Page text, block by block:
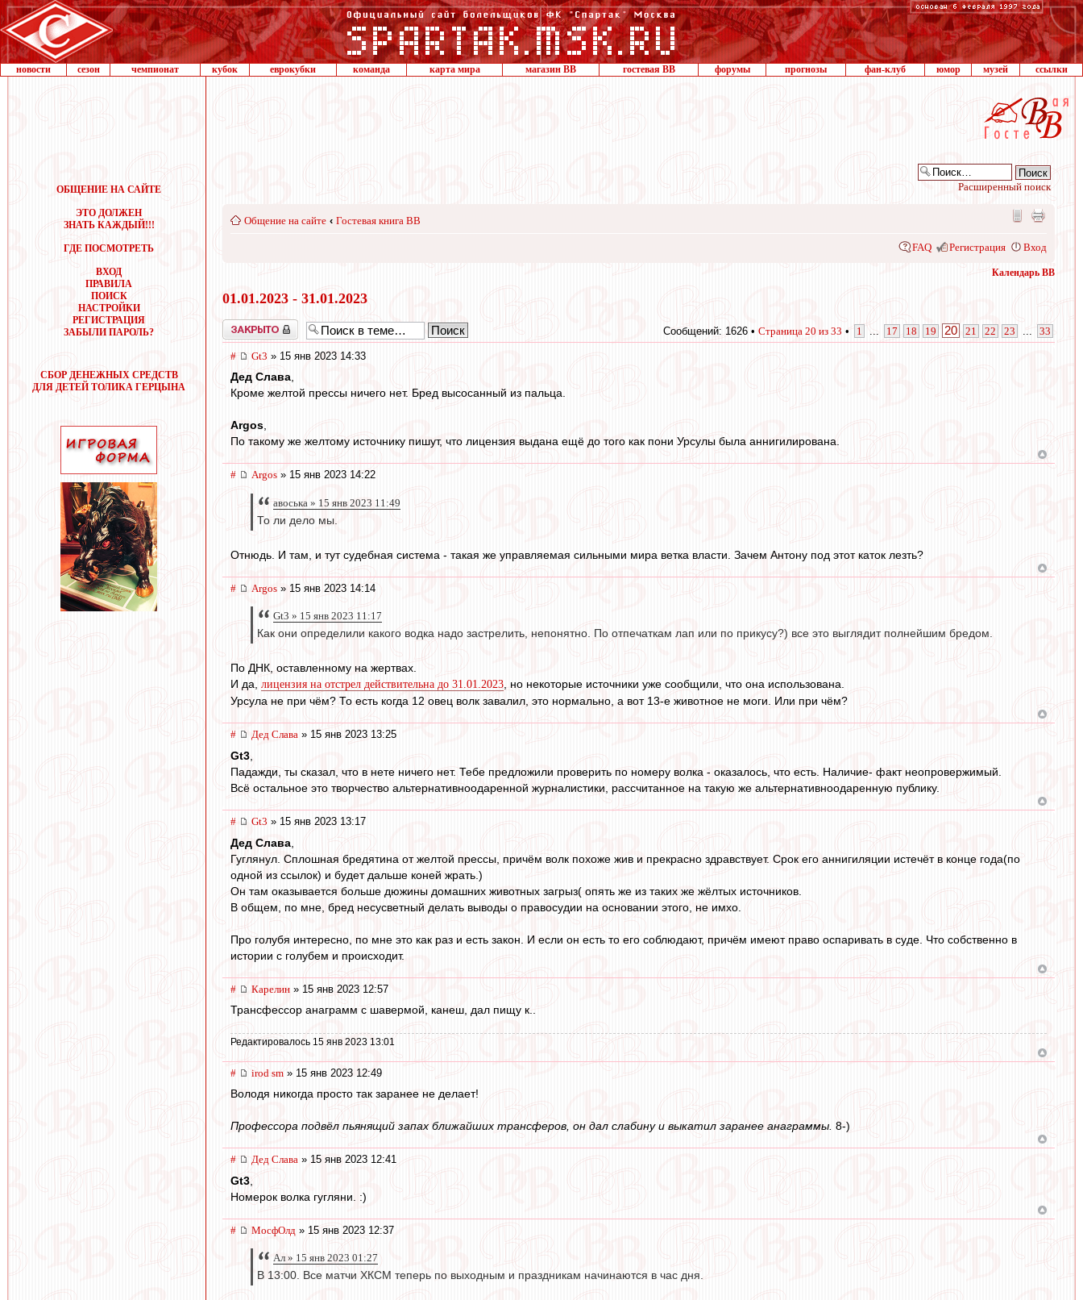
новости сезон чемпионат кубок еврокубки команда карта мира магазин ВВ гостевая ВВ форумы прогнозы фан-клуб юмор музей ссылки
ОБЩЕНИЕ НА САЙТЕ
ЭТО ДОЛЖЕН
ЗНАТЬ КАЖДЫЙ!!!
ГДЕ ПОСМОТРЕТЬ
ВХОД
ПРАВИЛА
ПОИСК
НАСТРОЙКИ
РЕГИСТРАЦИЯ
ЗАБЫЛИ ПАРОЛЬ?
СБОР ДЕНЕЖНЫХ СРЕДСТВ
ДЛЯ ДЕТЕЙ ТОЛИКА ГЕРЦЫНА
Расширенный поиск
Общение на сайте ‹ Гостевая книга ВВ
FAQ Регистрация Вход
Календарь ВВ
01.01.2023 - 31.01.2023
Закрыто Сообщений: 1626 • Страница 20 из 33 • 1 17 18 19 20 21 22 23 33
# Gt3 » 15 янв 2023 14:33
Дед Слава,
Кроме желтой прессы ничего нет. Бред высосанный из пальца.
Argos,
По такому же желтому источнику пишут, что лицензия выдана ещё до того как пони Урсулы была аннигилирована.
# Argos » 15 янв 2023 14:22
авоська » 15 янв 2023 11:49
То ли дело мы.
Отнюдь. И там, и тут судебная система - такая же управляемая сильными мира ветка власти. Зачем Антону под этот каток лезть?
# Argos » 15 янв 2023 14:14
Gt3 » 15 янв 2023 11:17
Как они определили какого водка надо застрелить, непонятно. По отпечаткам лап или по прикусу?) все это выглядит полнейшим бредом.
По ДНК, оставленному на жертвах.
И да, лицензия на отстрел действительна до 31.01.2023, но некоторые источники уже сообщили, что она использована.
Урсула не при чём? То есть когда 12 овец волк завалил, это нормально, а вот 13-е животное не моги. Или при чём?
# Дед Слава » 15 янв 2023 13:25
Gt3
Падажди, ты сказал, что в нете ничего нет. Тебе предложили проверить по номеру волка - оказалось, что есть. Наличие- факт неопровержимый.
Всё остальное это творчество альтернативноодаренной журналистики, рассчитанное на такую же альтернативноодаренную публику.
# Gt3 » 15 янв 2023 13:17
Дед Слава
Гуглянул. Сплошная бредятина от желтой прессы, причём волк похоже жив и прекрасно здравствует. Срок его аннигиляции истечёт в конце года(по
одной из ссылок) и будет дальше коней жрать.)
Он там оказывается больше дюжины домашних животных загрыз( опять же из таких же жёлтых источников.
В общем, по мне, бред несусветный делать выводы о правосудии на основании этого, не имхо.
Про голубя интересно, по мне это как раз и есть закон. И если он есть то его соблюдают, причём имеют право оспаривать в суде. Что собственно в
истории с голубем и происходит.
# Карелин » 15 янв 2023 12:57
Трансфессор анаграмм с шавермой, канеш, дал пищу к..
Редактировалось 15 янв 2023 13:01
# irod sm » 15 янв 2023 12:49
Володя никогда просто так заранее не делает!
Профессора подвёл пьянящий запах ближайших трансферов, он дал слабину и выкатил заранее анаграммы. 8-)
# Дед Слава » 15 янв 2023 12:41
Gt3
Номерок волка гугляни. :)
# МосфОлд » 15 янв 2023 12:37
Ал » 15 янв 2023 01:27
В 13:00. Все матчи ХКСМ теперь по выходным и праздникам начинаются в час дня.